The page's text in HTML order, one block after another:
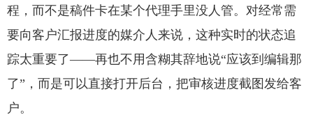
程，而不是稿件卡在某个代理手里没人管。对经常需
要向客户汇报进度的媒介人来说，这种实时的状态追
踪太重要了——再也不用含糊其辞地说“应该到编辑那
了”，而是可以直接打开后台，把审核进度截图发给客
户。